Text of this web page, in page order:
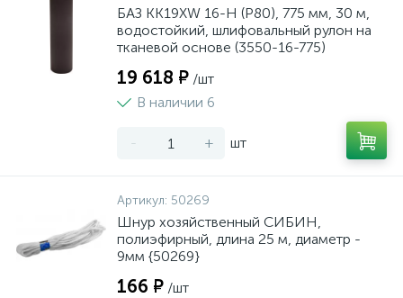
БАЗ KK19XW 16-H (Р80), 775 мм, 30 м,
водостойкий, шлифовальный рулон на
тканевой основе (3550-16-775)
19 618 ₽ /шт
В наличии 6
- + шт
Артикул: 50269
Шнур хозяйственный СИБИН,
полиэфирный, длина 25 м, диаметр -
9мм {50269}
166 ₽ /шт